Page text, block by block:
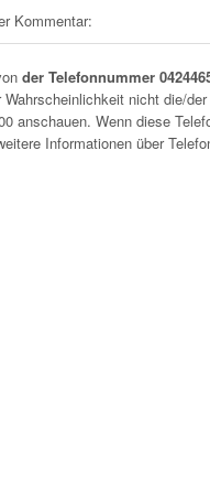
Kommentar:
der Telefonnummer
nicht die/
anschauen. Wenn diese
Informationen über